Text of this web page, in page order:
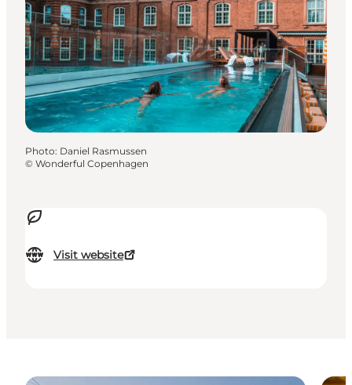
Visit website
Photo: Daniel Rasmussen
© Wonderful Copenhagen